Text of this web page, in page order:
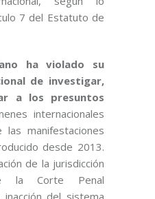
7 del Estatuto de
ha violado su
de investigar,
a los presuntos
internacionales
manifestaciones
desde 2013.
de la jurisdicción
la Corte Penal
del sistema